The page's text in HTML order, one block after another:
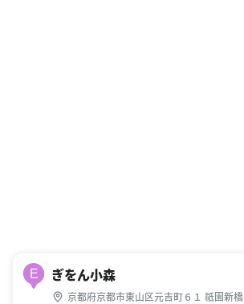
E ぎをん小森
京都府京都市東山区元吉町６１ 祇園新橋